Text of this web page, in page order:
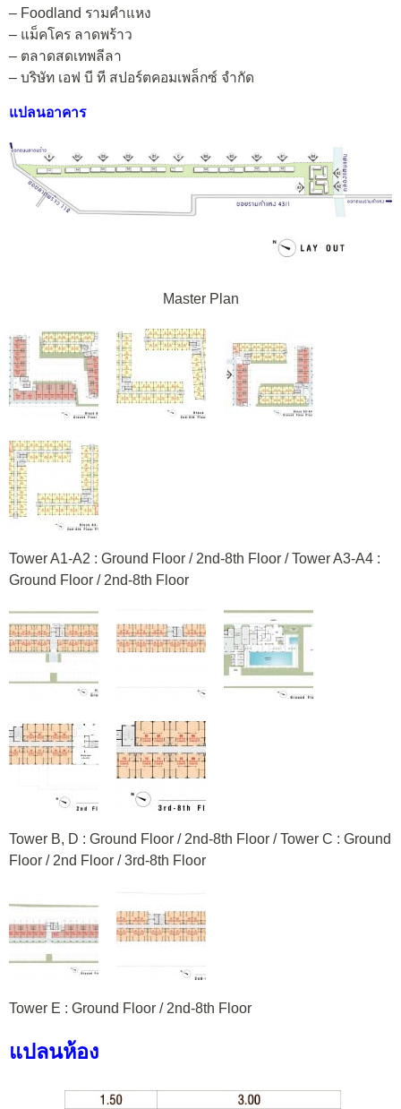
– Foodland รามคำแหง
– แม็คโคร ลาดพร้าว
– ตลาดสดเทพลีลา
– บริษัท เอฟ บี ที สปอร์ตคอมเพล็กซ์ จำกัด
แปลนอาคาร
Master Plan
Tower A1-A2 : Ground Floor / 2nd-8th Floor / Tower A3-A4 :
Ground Floor / 2nd-8th Floor
Tower B, D : Ground Floor / 2nd-8th Floor / Tower C : Ground
Floor / 2nd Floor / 3rd-8th Floor
Tower E : Ground Floor / 2nd-8th Floor
แปลนห้อง